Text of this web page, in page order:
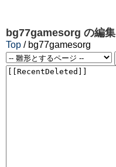
bg77gamesorg の編集
Top / bg77gamesorg